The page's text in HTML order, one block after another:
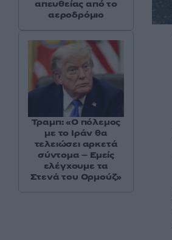
απευθείας από το
αεροδρόμιο
Τραμπ: «Ο πόλεμος
με το Ιράν θα
τελειώσει αρκετά
σύντομα – Εμείς
ελέγχουμε τα
Στενά του Ορμούζ»